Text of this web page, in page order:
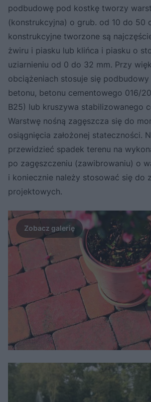
podbudowę pod kostkę tworzy
(konstrukcyjna) o grub. od 10 do 50
konstrukcyjne tworzone są
żwiru i piasku lub klińca i piasku o
uziarnieniu od 0 do 32 mm. Przy
obciążeniach stosuje się
betonu, betonu cementowego 016/
B25) lub kruszywa stabilizowanego
Warstwę nośną zagęszcza się do
osiągnięcia założonej stateczności.
przewidzieć spadek terenu na
po zagęszczeniu (zawibrowaniu) o
i koniecznie należy stosować się do
projektowych.